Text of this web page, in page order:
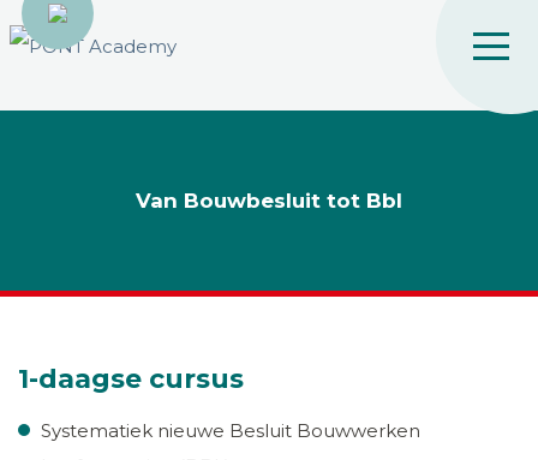
Van Bouwbesluit tot Bbl
1-daagse cursus
Systematiek nieuwe Besluit Bouwwerken